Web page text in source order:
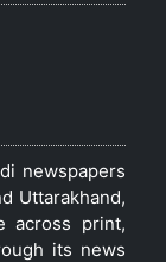
newspapers
Uttarakhand,
across print,
its news